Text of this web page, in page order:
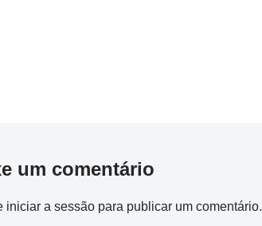
um comentário
iniciar a sessão para publicar um comentário.